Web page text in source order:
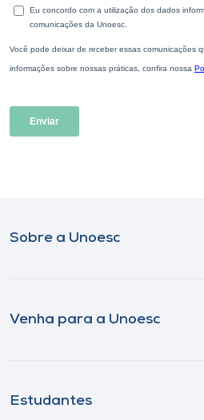
Sobre a Unoesc
Venha para a Unoesc
Estudantes